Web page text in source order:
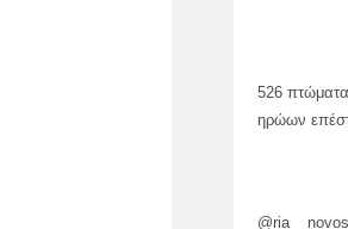
526
ηρώων
@ria _